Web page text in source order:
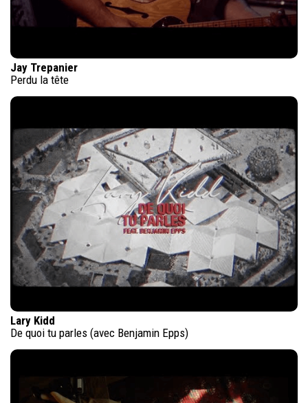
Jay Trepanier
Perdu la tête
Lary Kidd
De quoi tu parles (avec Benjamin Epps)